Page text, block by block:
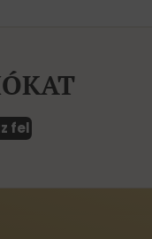
fel